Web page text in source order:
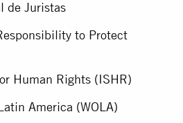
de Juristas
to Protect
Human Rights (ISHR)
America (WOLA)